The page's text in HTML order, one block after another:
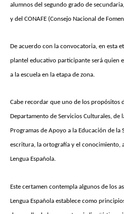
alumnos del segundo grado de
y del CONAFE (Consejo Nacional de
De acuerdo con la convocatoria, en esta
plantel educativo participante será quien
a la escuela en la etapa de zona.
Cabe recordar que uno de los propósitos
Departamento de Servicios Culturales, de
Programas de Apoyo a la Educación de la
escritura, la ortografía y el conocimiento,
Lengua Española.
Este certamen contempla algunos de los
Lengua Española establece como